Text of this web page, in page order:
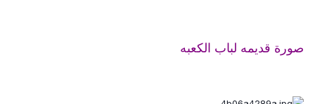
صورة قديمه لباب الكعبه